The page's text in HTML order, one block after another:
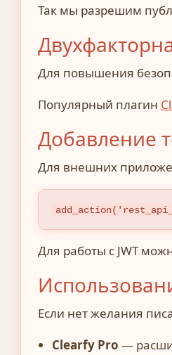
Так мы разрешим
Для повышения
Популярный плагин
Добавление
Для внешних
Для работы с JWT
Если нет желания
Clearfy Pro —